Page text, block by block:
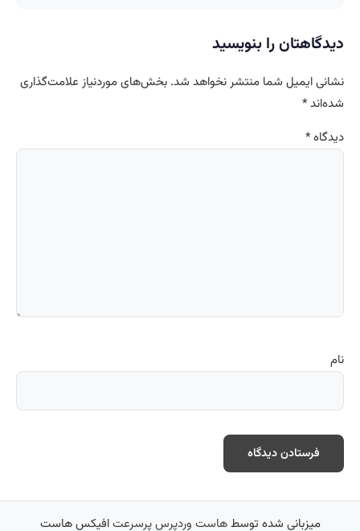
دیدگاهتان را بنویسید
نشانی ایمیل شما منتشر نخواهد شد. بخش‌های موردنیاز علامت‌گذاری
شده‌اند*
دیدگاه*
نام
میزبانی شده توسطهاست وردپرس پرسرعتافیکس هاست